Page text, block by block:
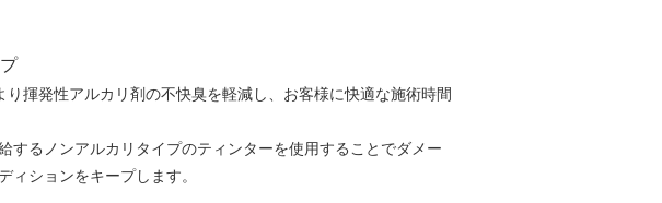
揮発性アルカリ剤の不快臭を軽減し、お客様に快適な施術時間
するノンアルカリタイプのティンターを使用することでダメー
ィションをキープします。